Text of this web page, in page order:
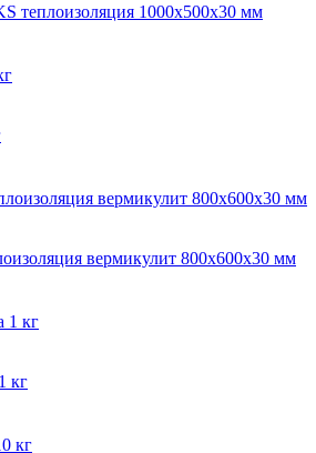
теплоизоляция 1000x500x30 мм
вермикулит 800x600x30 мм
кг